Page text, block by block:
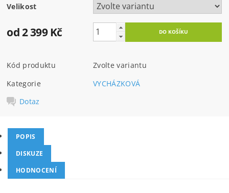
Velikost
od 2 399 Kč
Kód produktu
Zvolte variantu
Kategorie
VYCHÁZKOVÁ
Dotaz
POPIS
DISKUZE
HODNOCENÍ